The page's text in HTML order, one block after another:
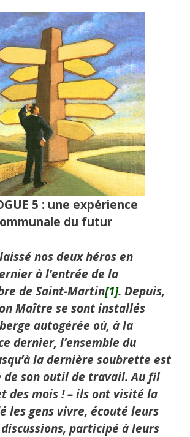
5 : une expérience
du futur
nos deux héros en
à l’entrée de la
de Saint-Martin[1]. Depuis,
Maître se sont installés
autogérée où, à la
dernier, l’ensemble du
la dernière soubrette est
son outil de travail. Au fil
des mois ! – ils ont visité la
les gens vivre, écouté leurs
participé à leurs